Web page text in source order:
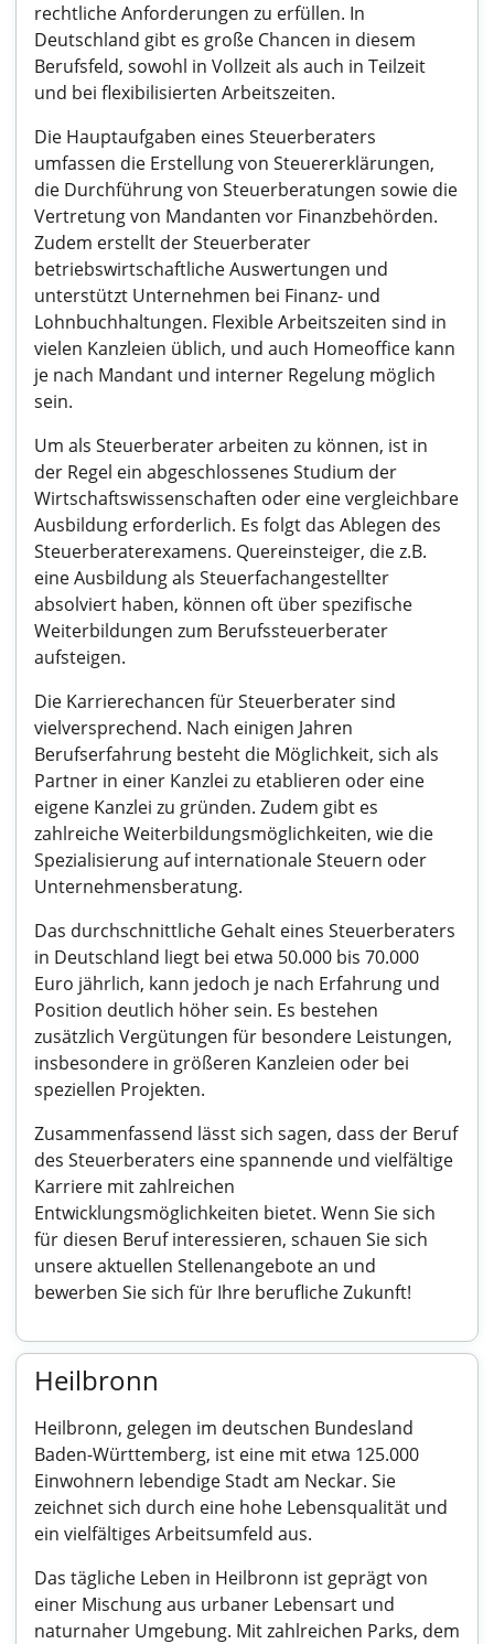
rechtliche Anforderungen zu erfüllen. In
Deutschland gibt es große Chancen in diesem
Berufsfeld, sowohl in Vollzeit als auch in Teilzeit
und bei flexibilisierten Arbeitszeiten.
Die Hauptaufgaben eines Steuerberaters
umfassen die Erstellung von Steuererklärungen,
die Durchführung von Steuerberatungen sowie die
Vertretung von Mandanten vor Finanzbehörden.
Zudem erstellt der Steuerberater
betriebswirtschaftliche Auswertungen und
unterstützt Unternehmen bei Finanz- und
Lohnbuchhaltungen. Flexible Arbeitszeiten sind in
vielen Kanzleien üblich, und auch Homeoffice kann
je nach Mandant und interner Regelung möglich
sein.
Um als Steuerberater arbeiten zu können, ist in
der Regel ein abgeschlossenes Studium der
Wirtschaftswissenschaften oder eine vergleichbare
Ausbildung erforderlich. Es folgt das Ablegen des
Steuerberaterexamens. Quereinsteiger, die z.B.
eine Ausbildung als Steuerfachangestellter
absolviert haben, können oft über spezifische
Weiterbildungen zum Berufssteuerberater
aufsteigen.
Die Karrierechancen für Steuerberater sind
vielversprechend. Nach einigen Jahren
Berufserfahrung besteht die Möglichkeit, sich als
Partner in einer Kanzlei zu etablieren oder eine
eigene Kanzlei zu gründen. Zudem gibt es
zahlreiche Weiterbildungsmöglichkeiten, wie die
Spezialisierung auf internationale Steuern oder
Unternehmensberatung.
Das durchschnittliche Gehalt eines Steuerberaters
in Deutschland liegt bei etwa 50.000 bis 70.000
Euro jährlich, kann jedoch je nach Erfahrung und
Position deutlich höher sein. Es bestehen
zusätzlich Vergütungen für besondere Leistungen,
insbesondere in größeren Kanzleien oder bei
speziellen Projekten.
Zusammenfassend lässt sich sagen, dass der Beruf
des Steuerberaters eine spannende und vielfältige
Karriere mit zahlreichen
Entwicklungsmöglichkeiten bietet. Wenn Sie sich
für diesen Beruf interessieren, schauen Sie sich
unsere aktuellen Stellenangebote an und
bewerben Sie sich für Ihre berufliche Zukunft!
Heilbronn
Heilbronn, gelegen im deutschen Bundesland
Baden-Württemberg, ist eine mit etwa 125.000
Einwohnern lebendige Stadt am Neckar. Sie
zeichnet sich durch eine hohe Lebensqualität und
ein vielfältiges Arbeitsumfeld aus.
Das tägliche Leben in Heilbronn ist geprägt von
einer Mischung aus urbaner Lebensart und
naturnaher Umgebung. Mit zahlreichen Parks, dem